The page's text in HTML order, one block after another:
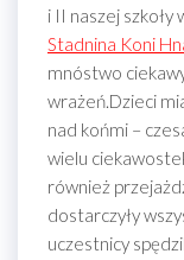
i II naszej szkoły
Stadnina Koni
mnóstwo
wrażeń.Dzieci
nad końmi –
wielu
również
dostarczyły
uczestnicy